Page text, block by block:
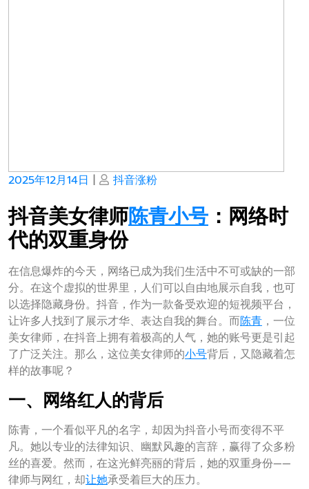
Posted
2025年12月14日 | Posted
抖音涨粉
抖音美女律师陈青小号 ：网络时
代的双重身份
在信息爆炸的今天，网络已成为我们生活中不可或缺的一部
分。在这个虚拟的世界里，人们可以自由地展示自我，也可
以选择隐藏身份。抖音，作为一款备受欢迎的短视频平台，
让许多人找到了展示才华、表达自我的舞台。而陈青 ，一位
美女律师，在抖音上拥有着极高的人气，她的账号更是引起
了广泛关注。那么，这位美女律师的小号背后，又隐藏着怎
样的故事呢？
一、网络红人的背后
陈青，一个看似平凡的名字，却因为抖音小号而变得不平
凡。她以专业的法律知识、幽默风趣的言辞，赢得了众多粉
丝的喜爱。然而，在这光鲜亮丽的背后，她的双重身份——
律师与网红，却让她承受着巨大的压力。